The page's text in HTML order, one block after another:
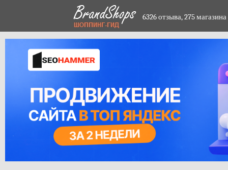
6326 отзыва,275 магазина